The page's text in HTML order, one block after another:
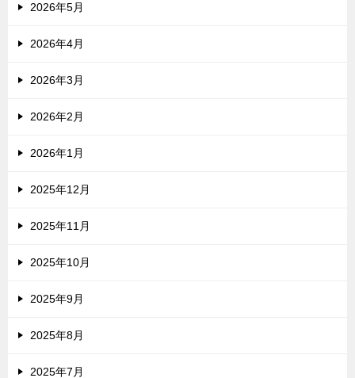
2026年5月
2026年4月
2026年3月
2026年2月
2026年1月
2025年12月
2025年11月
2025年10月
2025年9月
2025年8月
2025年7月